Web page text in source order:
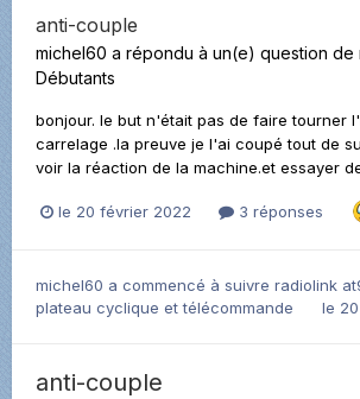
anti-couple
michel60 a répondu à un(e) question de
Débutants
bonjour. le but n'était pas de faire tourner
carrelage .la preuve je l'ai coupé tout de
voir la réaction de la machine.et essayer
le 20 février 2022 3 réponses
michel60 a commencé à suivre radiolink
plateau cyclique et télécommande
le
anti-couple